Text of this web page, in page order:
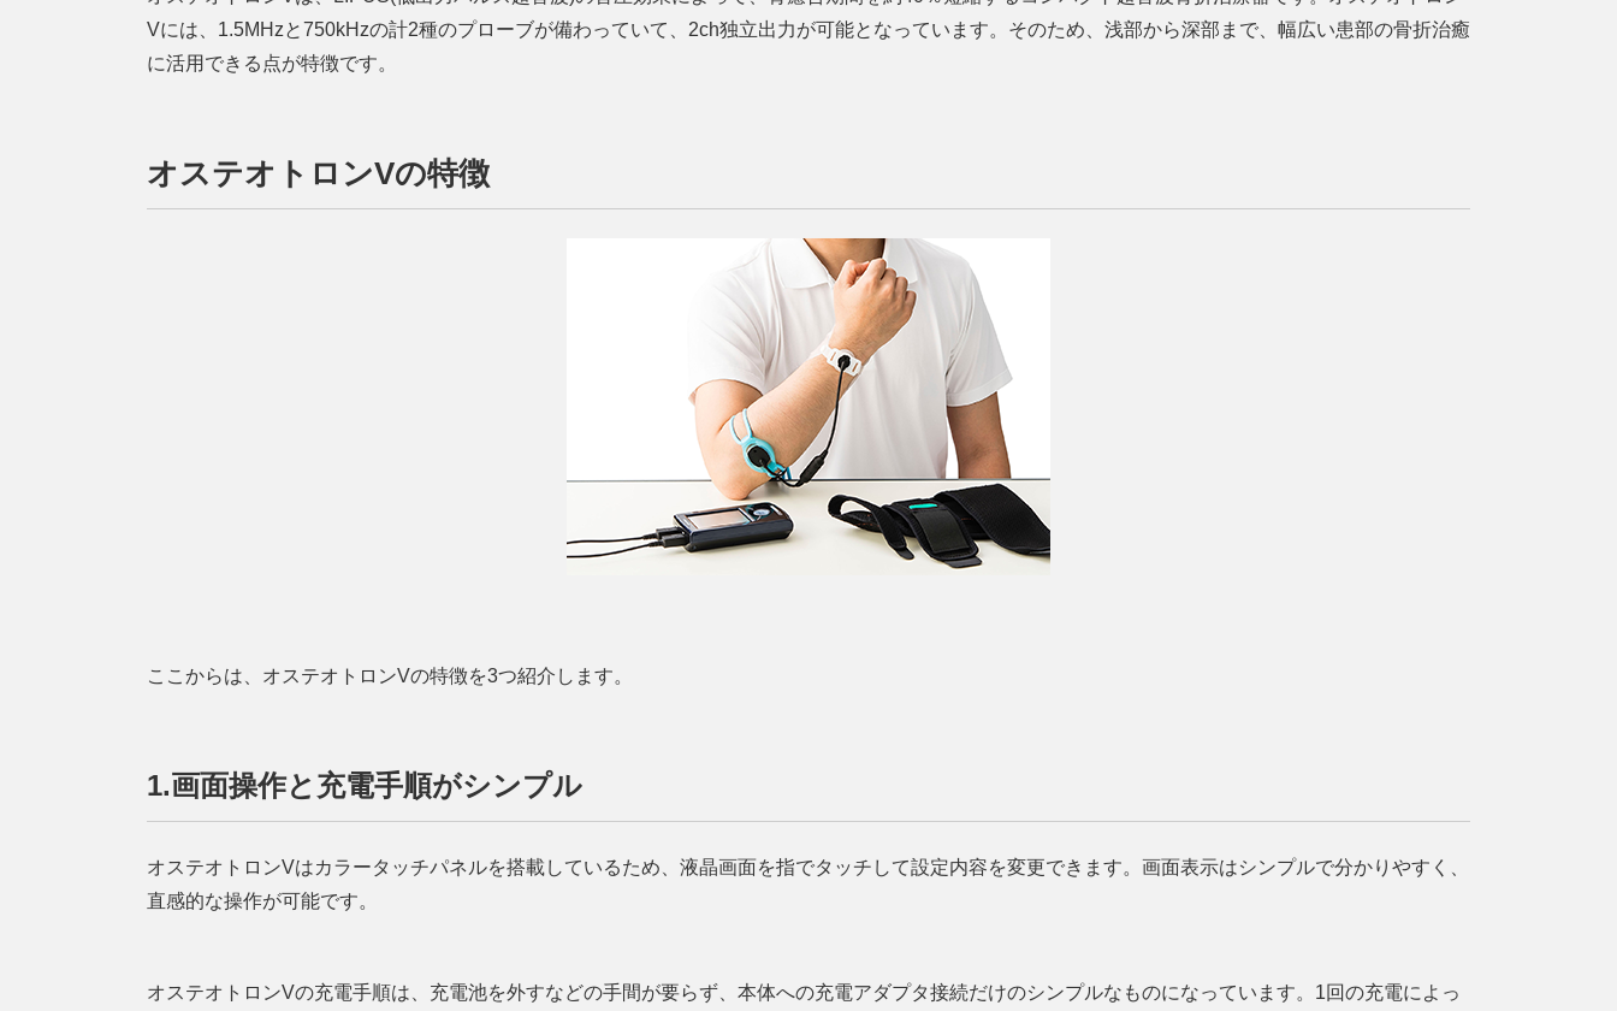
Vには、1.5MHzと750kHzの計2種のプローブが備わっていて、2ch独立出力が可能となっています。そのため、浅部から深部まで、幅広い患部の骨折治癒
に活用できる点が特徴です。
オステオトロンVの特徴
ここからは、オステオトロンVの特徴を3つ紹介します。
1.画面操作と充電手順がシンプル
オステオトロンVはカラータッチパネルを搭載しているため、液晶画面を指でタッチして設定内容を変更できます。画面表示はシンプルで分かりやすく、
直感的な操作が可能です。
オステオトロンVの充電手順は、充電池を外すなどの手間が要らず、本体への充電アダプタ接続だけのシンプルなものになっています。1回の充電によっ